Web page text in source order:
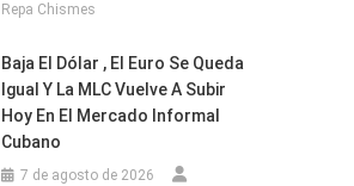
Repa Chismes
Baja El Dólar , El Euro Se Queda
Igual Y La MLC Vuelve A Subir
Hoy En El Mercado Informal
Cubano
7 de agosto de 2026